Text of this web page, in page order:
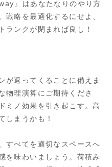
』はあなたなりのやり方
戦略を最適化するにせよ、
ランクが閉まれば良し！
が返ってくることに備えま
物理演算にご期待くださ
ミノ効果を引き起こす。高
しまうかも！
すべてを適切なスペースへ
を味わいましょう。荷積み